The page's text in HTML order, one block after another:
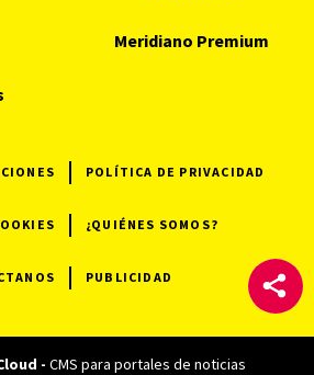
Meridiano Premium
POLÍTICA DE PRIVACIDAD
¿QUIÉNES SOMOS?
PUBLICIDAD
- CMS para portales de noticias